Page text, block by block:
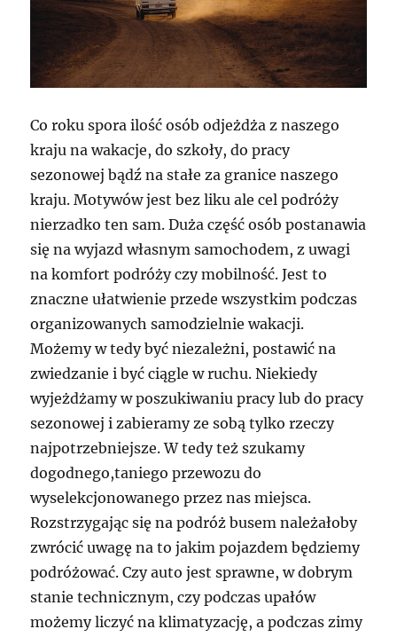
Co roku spora ilość osób odjeżdża z naszego
kraju na wakacje, do szkoły, do pracy
sezonowej bądź na stałe za granice naszego
kraju. Motywów jest bez liku ale cel podróży
nierzadko ten sam. Duża część osób postanawia
się na wyjazd własnym samochodem, z uwagi
na komfort podróży czy mobilność. Jest to
znaczne ułatwienie przede wszystkim podczas
organizowanych samodzielnie wakacji.
Możemy w tedy być niezależni, postawić na
zwiedzanie i być ciągle w ruchu. Niekiedy
wyjeżdżamy w poszukiwaniu pracy lub do pracy
sezonowej i zabieramy ze sobą tylko rzeczy
najpotrzebniejsze. W tedy też szukamy
dogodnego,taniego przewozu do
wyselekcjonowanego przez nas miejsca.
Rozstrzygając się na podróż busem należałoby
zwrócić uwagę na to jakim pojazdem będziemy
podróżować. Czy auto jest sprawne, w dobrym
stanie technicznym, czy podczas upałów
możemy liczyć na klimatyzację, a podczas zimy